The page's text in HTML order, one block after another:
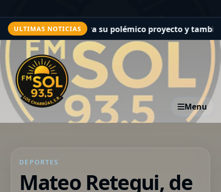
ULTIMAS NOTICIAS
frenara su polémico proyecto y también le
Menu
DEPORTES
Mateo Retegui, de